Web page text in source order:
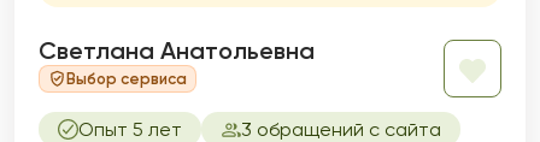
Светлана Анатольевна
Выбор сервиса
Опыт 5 лет
3 обращений с сайта